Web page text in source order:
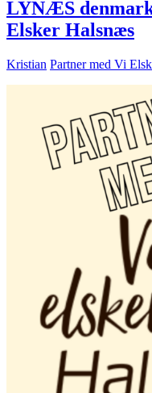
LYNÆS
Elsker Halsnæs
Kristian Partner med Vi